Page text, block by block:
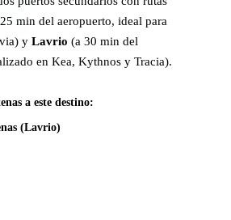
min del aeropuerto, ideal para
y Lavrio (a 30 min del
en Kea, Kythnos y Tracia).
a este destino:
(Lavrio)